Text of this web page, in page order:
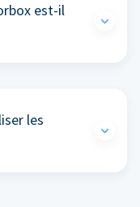
est-il
les